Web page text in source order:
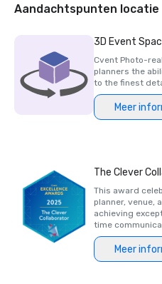
incentivereizen
Paragon Award - 11 keer,
incentives
Inner Circle Award - 7 keer,
Beste zakenhotels, tijdschrift
Aandachtspunten locatie
3D Event
Cvent Photo-
planners the
to the finest
Meer
The Clever
This award
planner, venue,
achieving
time
Meer